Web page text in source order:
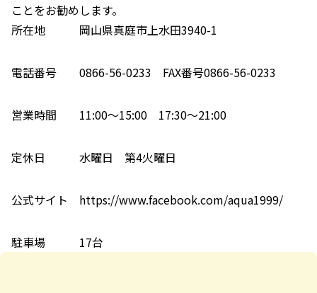
ことをお勧めします。
所在地 岡山県真庭市上水田3940-1
電話番号 0866-56-0233 FAX番号0866-56-0233
営業時間 11:00～15:00 17:30～21:00
定休日 水曜日 第4火曜日
公式サイト https://www.facebook.com/aqua1999/
駐車場 17台